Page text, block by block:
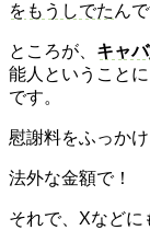
をもうしでたんで
ところが、 キャ
能人ということ
です。
慰謝料をふっかけ
法外な金額で！
それで、Xなどに